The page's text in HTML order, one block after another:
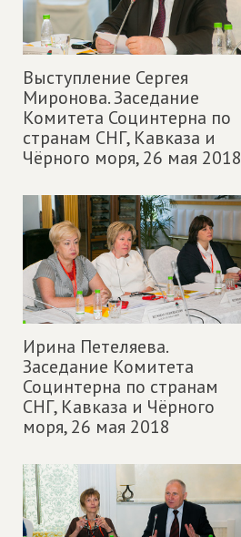
Выступление Сергея
Миронова. Заседание
Комитета Социнтерна по
странам СНГ, Кавказа и
Чёрного моря,26 мая 2018
Ирина Петеляева.
Заседание Комитета
Социнтерна по странам
СНГ, Кавказа и Чёрного
моря,26 мая 2018